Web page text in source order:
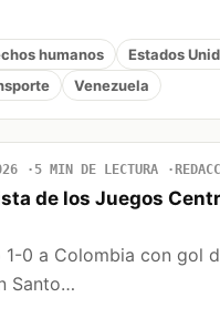
humanos
Estados
Venezuela
5 MIN DE LECTURA
de los Juegos
0 a Colombia con gol
Santo…